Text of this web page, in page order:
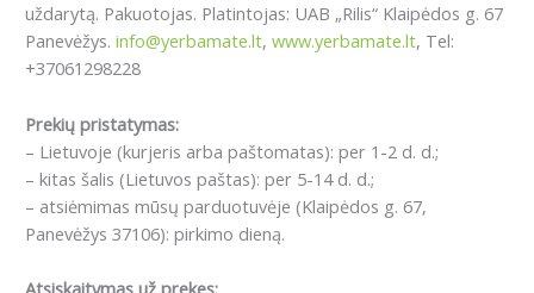
uždarytą. Pakuotojas. Platintojas: UAB „Rilis“ Klaipėdos g. 67
Panevėžys. info@yerbamate.lt, www.yerbamate.lt, Tel:
+37061298228
Prekių pristatymas:
– Lietuvoje (kurjeris arba paštomatas): per 1-2 d. d.;
– kitas šalis (Lietuvos paštas): per 5-14 d. d.;
– atsiėmimas mūsų parduotuvėje (Klaipėdos g. 67,
Panevėžys 37106): pirkimo dieną.
Atsiskaitymas už prekes: